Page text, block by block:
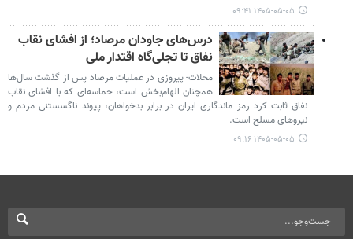
۱۴۰۵-۰۵-۰۵ ۰۹:۴۱
درس‌های جاودان مرصاد؛ از افشای نقاب
نفاق تا تجلی‌گاه اقتدار ملی
محلات- پیروزی در عملیات مرصاد پس از گذشت سال‌ها
همچنان الهام‌بخش است، حماسه‌ای که با افشای نقاب
نفاق ثابت کرد رمز ماندگاری ایران در برابر بدخواهان، پیوند ناگسستنی مردم و
نیروهای مسلح است.
۱۴۰۵-۰۵-۰۵ ۰۹:۱۶